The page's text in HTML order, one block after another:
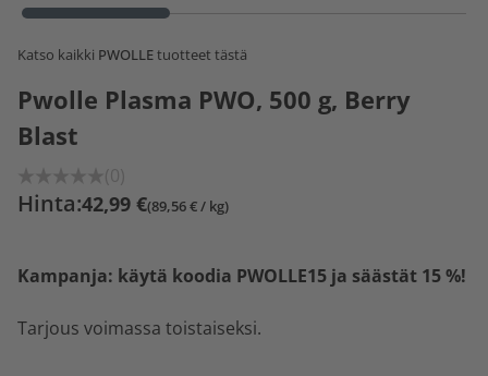
Katso kaikki PWOLLEtuotteet tästä
Pwolle Plasma PWO, 500 g, Berry
Blast
(0)
Hinta:42,99 €(89,56 € / kg)
Kampanja: käytä koodia PWOLLE15 ja säästät 15 %!
Tarjous voimassa toistaiseksi.